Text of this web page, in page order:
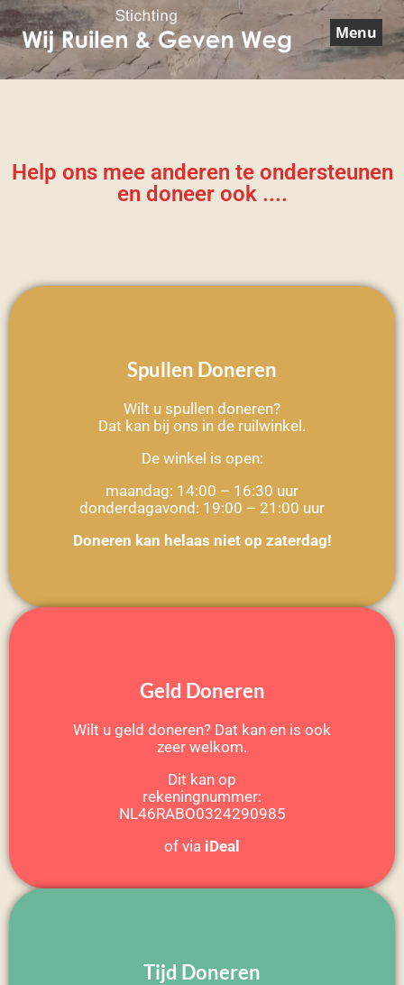
Menu
Help ons mee anderen te ondersteunen
en doneer ook ....
Spullen Doneren
Wilt u spullen doneren?
Dat kan bij ons in de ruilwinkel.
De winkel is open:
maandag: 14:00 – 16:30 uur
donderdagavond: 19:00 – 21:00 uur
Doneren kan helaas niet op zaterdag!
Geld Doneren
Wilt u geld doneren? Dat kan en is ook
zeer welkom.
Dit kan op
rekeningnummer:
NL46RABO0324290985
of via iDeal
Tijd Doneren